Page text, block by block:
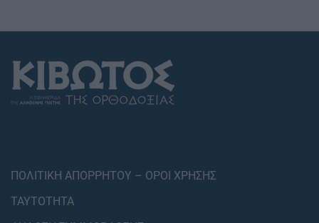
ΠΟΛΙΤΙΚΗ ΑΠΟΡΡΗΤΟΥ – ΟΡΟΙ ΧΡΗΣΗΣ
ΤΑΥΤΟΤΗΤΑ